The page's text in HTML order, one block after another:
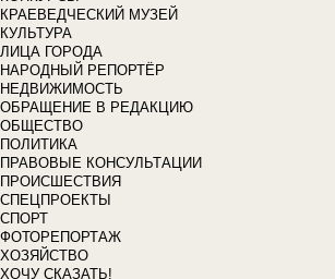
КРАЕВЕДЧЕСКИЙ МУЗЕЙ
КУЛЬТУРА
ЛИЦА ГОРОДА
НАРОДНЫЙ РЕПОРТЁР
НЕДВИЖИМОСТЬ
ОБРАЩЕНИЕ В РЕДАКЦИЮ
ОБЩЕСТВО
ПОЛИТИКА
ПРАВОВЫЕ КОНСУЛЬТАЦИИ
ПРОИСШЕСТВИЯ
СПЕЦПРОЕКТЫ
СПОРТ
ФОТОРЕПОРТАЖ
ХОЗЯЙСТВО
ХОЧУ СКАЗАТЬ!